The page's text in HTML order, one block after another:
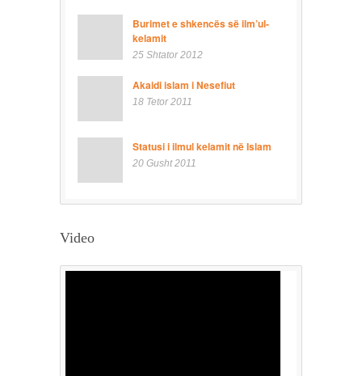
Burimet e shkencës së ilm’ul-
kelamit
25 Shtator 2012
Akaidi islam i Nesefiut
18 Tetor 2011
Statusi i ilmul kelamit në Islam
20 Gusht 2011
Video